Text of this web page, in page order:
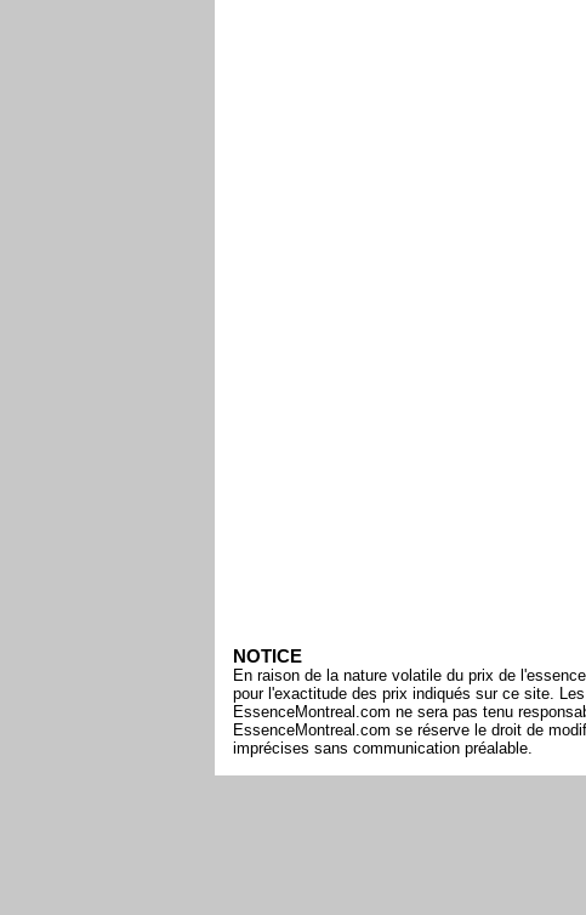
NOTICE
En raison de la nature volatile du prix de
pour l'exactitude des prix indiqués sur ce site.
EssenceMontreal.com ne sera pas tenu
EssenceMontreal.com se réserve le droit de
imprécises sans communication préalable.